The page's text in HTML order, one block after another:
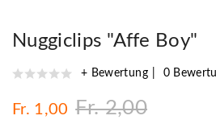
Nuggiclips "Affe Boy"
+ Bewertung 0
Fr. 1,00 Fr. 2,00